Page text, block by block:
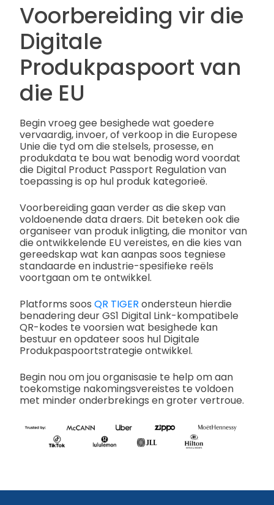
Voorbereiding vir die
Digitale
Produkpaspoort van
die EU
Begin vroeg gee besighede wat goedere
vervaardig, invoer, of verkoop in die Europese
Unie die tyd om die stelsels, prosesse, en
produkdata te bou wat benodig word voordat
die Digital Product Passport Regulation van
toepassing is op hul produk kategorieë.
Voorbereiding gaan verder as die skep van
voldoenende data draers. Dit beteken ook die
organiseer van produk inligting, die monitor van
die ontwikkelende EU vereistes, en die kies van
gereedskap wat kan aanpas soos tegniese
standaarde en industrie-spesifieke reëls
voortgaan om te ontwikkel.
Platforms soos QR TIGER ondersteun hierdie
benadering deur GS1 Digital Link-kompatibele
QR-kodes te voorsien wat besighede kan
bestuur en opdateer soos hul Digitale
Produkpaspoortstrategie ontwikkel.
Begin nou om jou organisasie te help om aan
toekomstige nakomingsvereistes te voldoen
met minder onderbrekings en groter vertroue.